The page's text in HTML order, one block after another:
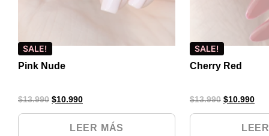
SALE!
Pink Nude
$13.990 $10.990
LEER MÁS
SALE!
Cherry Red
$13.990 $10.990